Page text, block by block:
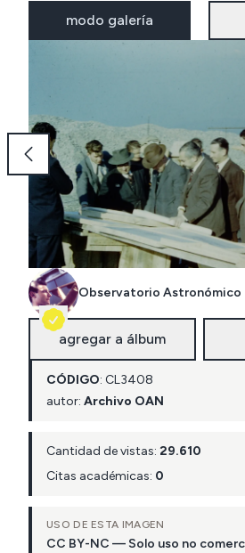
modo galería
agregar a álbum
CÓDIGO: CL3408
autor: Archivo OAN
Cantidad de vistas: 29.610
Citas académicas: 0
USO DE ESTA IMAGEN
CC BY-NC — Solo uso no